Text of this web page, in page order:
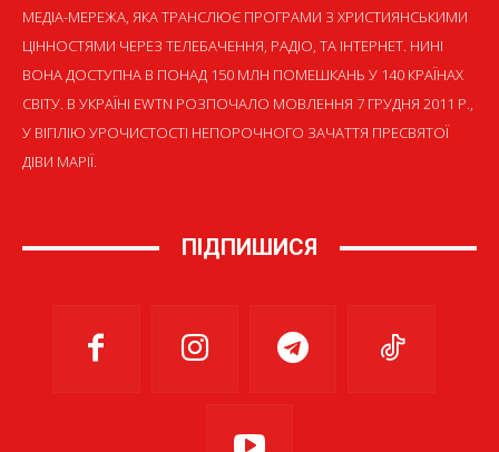
МЕДІА-МЕРЕЖА, ЯКА ТРАНСЛЮЄ ПРОГРАМИ З ХРИСТИЯНСЬКИМИ
ЦІННОСТЯМИ ЧЕРЕЗ ТЕЛЕБАЧЕННЯ, РАДІО, ТА ІНТЕРНЕТ. НИНІ
ВОНА ДОСТУПНА В ПОНАД 150 МЛН ПОМЕШКАНЬ У 140 КРАЇНАХ
СВІТУ. В УКРАЇНІ EWTN РОЗПОЧАЛО МОВЛЕННЯ 7 ГРУДНЯ 2011 Р.,
У ВІГІЛІЮ УРОЧИСТОСТІ НЕПОРОЧНОГО ЗАЧАТТЯ ПРЕСВЯТОЇ
ДІВИ МАРІЇ.
ПІДПИШИСЯ